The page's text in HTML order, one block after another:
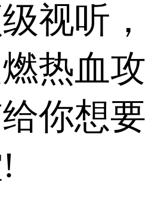
视听，
热血攻
你想要